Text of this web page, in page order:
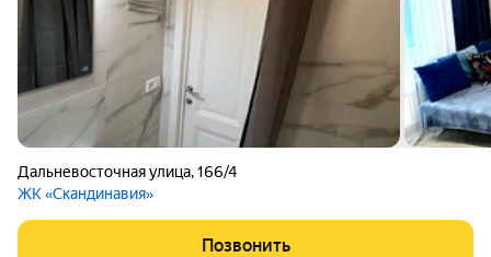
Дальневосточная улица,166/4
ЖК «Скандинавия»
Позвонить